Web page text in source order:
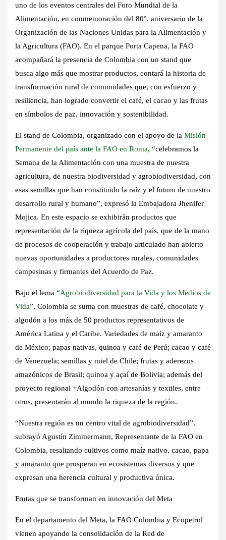
uno de los eventos centrales del Foro Mundial de la
Alimentación, en conmemoración del 80°. aniversario de la
Organización de las Naciones Unidas para la Alimentación y
la Agricultura (FAO). En el parque Porta Capena, la FAO
acompañará la presencia de Colombia con un stand que
busca algo más que mostrar productos, contará la historia de
transformación rural de comunidades que, con esfuerzo y
resiliencia, han logrado convertir el café, el cacao y las frutas
en símbolos de paz, innovación y sostenibilidad.
El stand de Colombia, organizado con el apoyo de la Misión
Permanente del país ante la FAO en Roma, “celebramos la
Semana de la Alimentación con una muestra de nuestra
agricultura, de nuestra biodiversidad y agrobiodiversidad, con
esas semillas que han constituido la raíz y el futuro de nuestro
desarrollo rural y humano”, expresó la Embajadora Jhenifer
Mojica. En este espacio se exhibirán productos que
representación de la riqueza agrícola del país, que de la mano
de procesos de cooperación y trabajo articulado han abierto
nuevas oportunidades a productores rurales, comunidades
campesinas y firmantes del Acuerdo de Paz.
Bajo el lema “Agrobiodiversidad para la Vida y los Medios de
Vida”, Colombia se suma con muestras de café, chocolate y
algodón a los más de 50 productos representativos de
América Latina y el Caribe. Variedades de maíz y amaranto
de México; papas nativas, quinoa y café de Perú; cacao y café
de Venezuela; semillas y miel de Chile; frutas y aderezos
amazónicos de Brasil; quinoa y açaí de Bolivia; además del
proyecto regional +Algodón con artesanías y textiles, entre
otros, presentarán al mundo la riqueza de la región.
“Nuestra región es un centro vital de agrobiodiversidad”,
subrayó Agustín Zimmermann, Representante de la FAO en
Colombia, resaltando cultivos como maíz nativo, cacao, papa
y amaranto que prosperan en ecosistemas diversos y que
expresan una herencia cultural y productiva única.
Frutas que se transforman en innovación del Meta
En el departamento del Meta, la FAO Colombia y Ecopetrol
vienen apoyando la consolidación de la Red de